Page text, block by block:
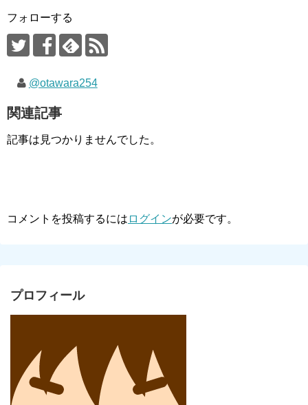
フォローする
@otawara254
関連記事
記事は見つかりませんでした。
コメントを投稿するには ログインが必要です。
プロフィール